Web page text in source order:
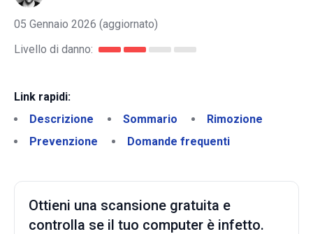
05 Gennaio 2026 (aggiornato)
Livello di danno:
Link rapidi:
Descrizione
Sommario
Rimozione
Prevenzione
Domande frequenti
Ottieni una scansione gratuita e
controlla se il tuo computer è infetto.